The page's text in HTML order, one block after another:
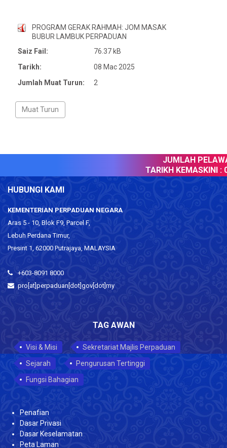
PROGRAM GERAK RAHMAH: JOM MASAK
BUBUR LAMBUK PERPADUAN
Saiz Fail:
76.37 kB
Tarikh:
08 Mac 2025
Jumlah Muat Turun:
2
JUMLAH
TARIKH KEMASKINI :
HUBUNGI KAMI
KEMENTERIAN PERPADUAN NEGARA
Aras 5 - 10, Blok F9, Parcel F,
Lebuh Perdana Timur,
Presint 1, 62000 Putrajaya, MALAYSIA
+603-8091 8000
pro[at]perpaduan[dot]gov[dot]my
TAG AWAN
Visi & Misi
Sekretariat Majlis Perpaduan
Sejarah
Pengurusan Tertinggi
Fungsi Bahagian
Penafian
Dasar Privasi
Dasar Keselamatan
Peta Laman